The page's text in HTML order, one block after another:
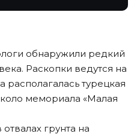
обнаружили редкий
Раскопки ведутся на
располагалась турецкая
мемориала «Малая
грунта на